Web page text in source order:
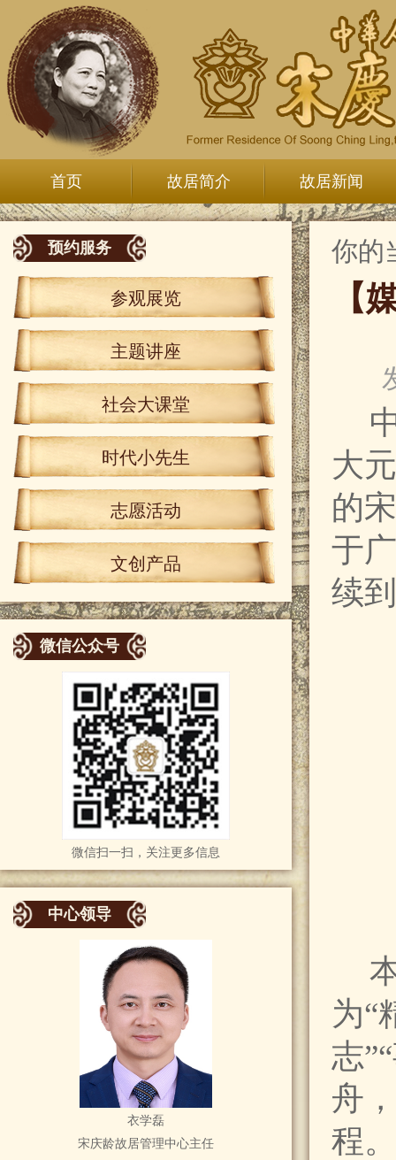
首页 故居简介 故居新闻
预约服务
参观展览
主题讲座
社会大课堂
时代小先生
志愿活动
文创产品
微信公众号
微信扫一扫，关注更多信息
中心领导
衣学磊
宋庆龄故居管理中心主任
你的
【
大
的
于
续
为“
志
舟
程。